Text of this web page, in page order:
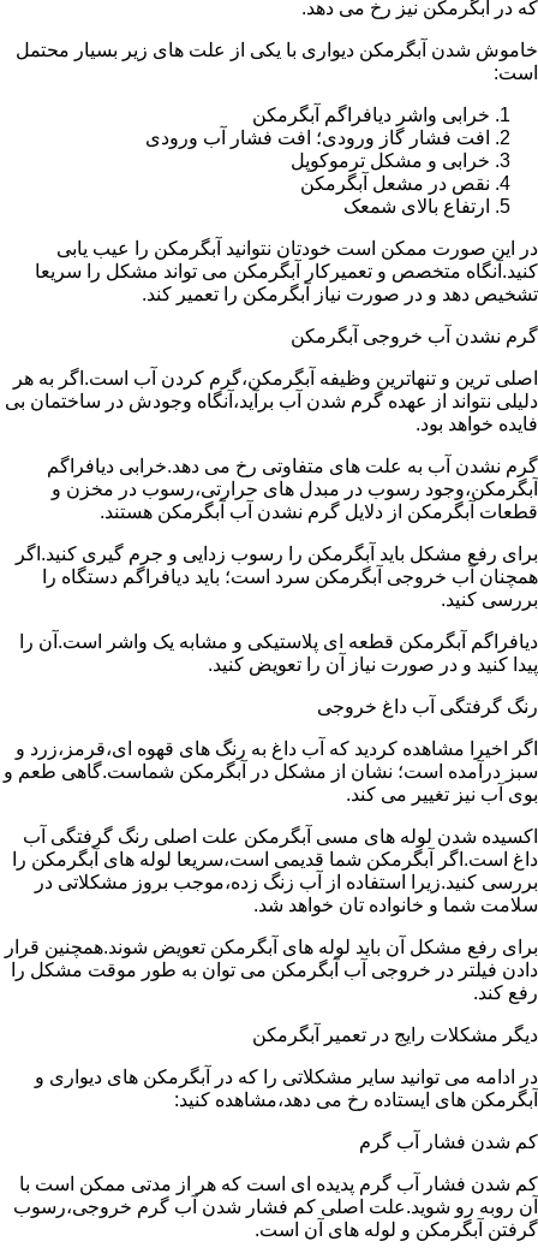
که در آبگرمکن نیز رخ می دهد.
خاموش شدن آبگرمکن دیواری با یکی از علت های زیر بسیار محتمل
است:
خرابی واشر دیافراگم آبگرمکن
افت فشار گاز ورودی؛ افت فشار آب ورودی
خرابی و مشکل ترموکوپل
نقص در مشعل آبگرمکن
ارتفاع بالای شمعک
در این صورت ممکن است خودتان نتوانید آبگرمکن را عیب یابی
کنید.آنگاه متخصص و تعمیرکار آبگرمکن می تواند مشکل را سریعا
تشخیص دهد و در صورت نیاز آبگرمکن را تعمیر کند.
گرم نشدن آب خروجی آبگرمکن
اصلی ترین و تنهاترین وظیفه آبگرمکن،گرم کردن آب است.اگر به هر
دلیلی نتواند از عهده گرم شدن آب برآید،آنگاه وجودش در ساختمان بی
فایده خواهد بود.
گرم نشدن آب به علت های متفاوتی رخ می دهد.خرابی دیافراگم
آبگرمکن،وجود رسوب در مبدل های حرارتی،رسوب در مخزن و
قطعات آبگرمکن از دلایل گرم نشدن آب آبگرمکن هستند.
برای رفع مشکل باید آبگرمکن را رسوب زدایی و جرم گیری کنید.اگر
همچنان آب خروجی آبگرمکن سرد است؛ باید دیافراگم دستگاه را
بررسی کنید.
دیافراگم آبگرمکن قطعه ای پلاستیکی و مشابه یک واشر است.آن را
پیدا کنید و در صورت نیاز آن را تعویض کنید.
رنگ گرفتگی آب داغ خروجی
اگر اخیرا مشاهده کردید که آب داغ به رنگ های قهوه ای،قرمز،زرد و
سبز درآمده است؛ نشان از مشکل در آبگرمکن شماست.گاهی طعم و
بوی آب نیز تغییر می کند.
اکسیده شدن لوله های مسی آبگرمکن علت اصلی رنگ گرفتگی آب
داغ است.اگر آبگرمکن شما قدیمی است،سریعا لوله های آبگرمکن را
بررسی کنید.زیرا استفاده از آب زنگ زده،موجب بروز مشکلاتی در
سلامت شما و خانواده تان خواهد شد.
برای رفع مشکل آن باید لوله های آبگرمکن تعویض شوند.همچنین قرار
دادن فیلتر در خروجی آب آبگرمکن می توان به طور موقت مشکل را
رفع کند.
دیگر مشکلات رایج در تعمیر آبگرمکن
در ادامه می توانید سایر مشکلاتی را که در آبگرمکن های دیواری و
آبگرمکن های ایستاده رخ می دهد،مشاهده کنید:
کم شدن فشار آب گرم
کم شدن فشار آب گرم پدیده ای است که هر از مدتی ممکن است با
آن روبه رو شوید.علت اصلی کم فشار شدن آب گرم خروجی،رسوب
گرفتن آبگرمکن و لوله های آن است.